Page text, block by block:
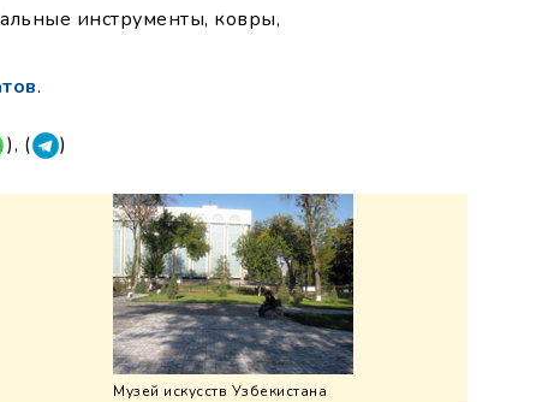
инструменты, ковры,
.
), ( )
Музей искусств Узбекистана